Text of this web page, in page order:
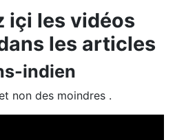
içi les vidéos
les articles
indien
non des moindres .